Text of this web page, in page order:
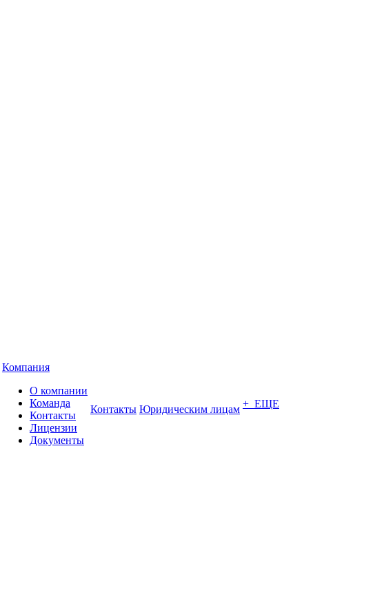
Компания
О компании
Команда
Контакты
Лицензии
Документы
Контакты Юридическим лицам + ЕЩЕ